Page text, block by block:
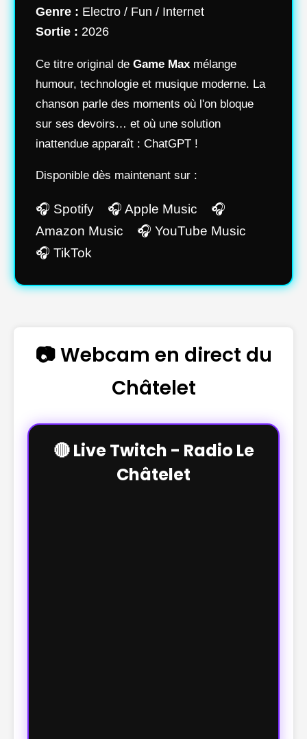
Genre : Electro / Fun / Internet
Sortie : 2026
Ce titre original de Game Max mélange
humour, technologie et musique moderne. La
chanson parle des moments où l'on bloque
sur ses devoirs… et où une solution
inattendue apparaît : ChatGPT !
Disponible dès maintenant sur :
🎧 Spotify 🎧 Apple Music 🎧
Amazon Music 🎧 YouTube Music
🎧 TikTok
📷 Webcam en direct du
Châtelet
🔴 Live Twitch - Radio Le
Châtelet